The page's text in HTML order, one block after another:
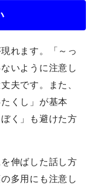
れます。「～っ
いように注意し
夫です。また、
くし」が基本
く」も避けた方
伸ばした話し方
多用にも注意し